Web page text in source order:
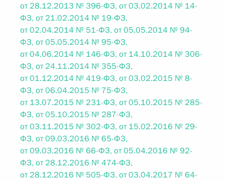
от 28.12.2013 № 396-ФЗ, от 03.02.2014 № 14-
ФЗ, от 21.02.2014 № 19-ФЗ,
от 02.04.2014 № 51-ФЗ, от 05.05.2014 № 94-
ФЗ, от 05.05.2014 № 95-ФЗ,
от 04.06.2014 № 146-ФЗ, от 14.10.2014 № 306-
ФЗ, от 24.11.2014 № 355-ФЗ,
от 01.12.2014 № 419-ФЗ, от 03.02.2015 № 8-
ФЗ, от 06.04.2015 № 75-ФЗ,
от 13.07.2015 № 231-ФЗ, от 05.10.2015 № 285-
ФЗ, от 05.10.2015 № 287-ФЗ,
от 03.11.2015 № 302-ФЗ, от 15.02.2016 № 29-
ФЗ, от 09.03.2016 № 65-ФЗ,
от 09.03.2016 № 66-ФЗ, от 05.04.2016 № 92-
ФЗ, от 28.12.2016 № 474-ФЗ,
от 28.12.2016 № 505-ФЗ, от 03.04.2017 № 64-